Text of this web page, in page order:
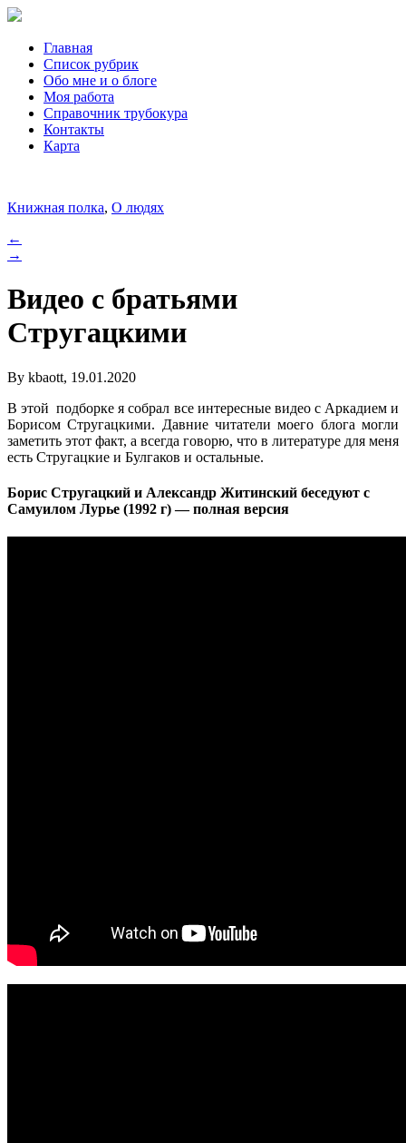
Главная
Список рубрик
Обо мне и о блоге
Моя работа
Справочник трубокура
Контакты
Карта
Книжная полка, О людях
←
→
Видео с братьями
Стругацкими
By kbaott, 19.01.2020
В этой подборке я собрал все интересные видео с Аркадием и
Борисом Стругацкими. Давние читатели моего блога могли
заметить этот факт, а всегда говорю, что в литературе для меня
есть Стругацкие и Булгаков и остальные.
Борис Стругацкий и Александр Житинский беседуют с
Самуилом Лурье (1992 г) — полная версия